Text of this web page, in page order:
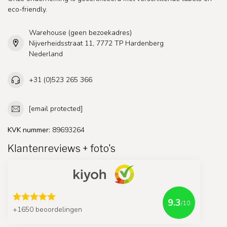
eco-friendly.
Warehouse (geen bezoekadres)
Nijverheidsstraat 11, 7772 TP Hardenberg
Nederland
+31 (0)523 265 366
[email protected]
KVK nummer: 89693264
Klantenreviews + foto's
+1650 beoordelingen
9.3/10